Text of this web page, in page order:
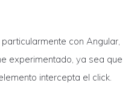
con Angular,
experimentado, ya sea que
intercepta el click.